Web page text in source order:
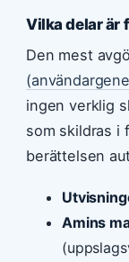
Vilka delar är
Den mest
ingen verklig
som skildras i
berättelsen
Amins